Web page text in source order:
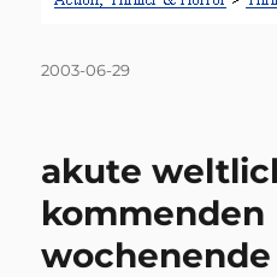
Posted
2003-06-29
akute
kommenden
wochenende